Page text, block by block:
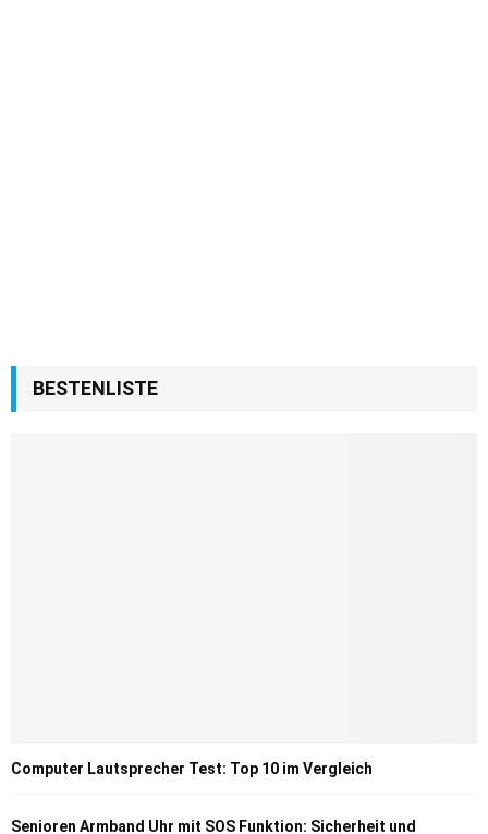
BESTENLISTE
Computer Lautsprecher Test: Top 10 im Vergleich
Senioren Armband Uhr mit SOS Funktion: Sicherheit und